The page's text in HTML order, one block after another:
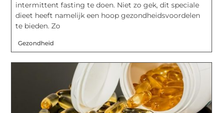
intermittent fasting te doen. Niet zo gek, dit speciale
dieet heeft namelijk een hoop gezondheidsvoordelen
te bieden. Zo
Gezondheid